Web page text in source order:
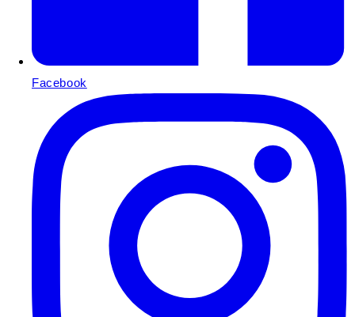
Facebook